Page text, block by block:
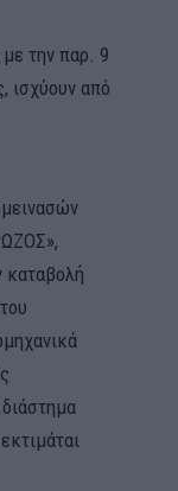
την παρ. 9
ισχύουν από